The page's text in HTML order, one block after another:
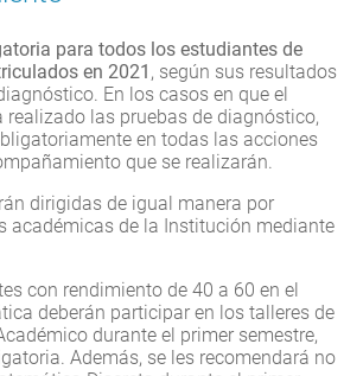
para todos los estudiantes de
en 2021 , según sus resultados
En los casos en que el
realizado las pruebas de diagnóstico,
en todas las acciones
que se realizarán.
dirigidas de igual manera por
académicas de la Institución mediante
con rendimiento de 40 a 60 en el
deberán participar en los talleres de
durante el primer semestre,
Además, se les recomendará no